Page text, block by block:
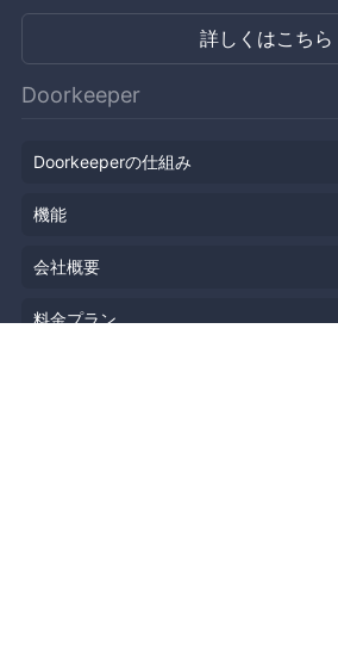
詳しくはこちら
Doorkeeper
Doorkeeperの仕組み
機能
会社概要
料金プラン